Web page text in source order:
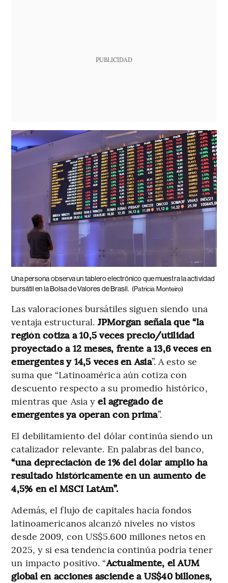
PUBLICIDAD
Una persona observa un tablero electrónico que muestra la actividad
bursátil en la Bolsa de Valores de Brasil. (Patricia Monteiro)
Las valoraciones bursátiles siguen siendo una
ventaja estructural. JPMorgan señala que “la
región cotiza a 10,5 veces precio/utilidad
proyectado a 12 meses, frente a 13,6 veces en
emergentes y 14,5 veces en Asia”. A esto se
suma que “Latinoamérica aún cotiza con
descuento respecto a su promedio histórico,
mientras que Asia yel agregado de
emergentes ya operan con prima”.
El debilitamiento del dólar continúa siendo un
catalizador relevante. En palabras del banco,
“una depreciación de 1% del dólar amplio ha
resultado históricamente en un aumento de
4,5% en el MSCI LatAm”.
Además, el flujo de capitales hacia fondos
latinoamericanos alcanzó niveles no vistos
desde 2009, con US$5.600 millones netos en
2025, y si esa tendencia continúa podría tener
un impacto positivo. “Actualmente, el AUM
global en acciones asciende a US$40 billones,